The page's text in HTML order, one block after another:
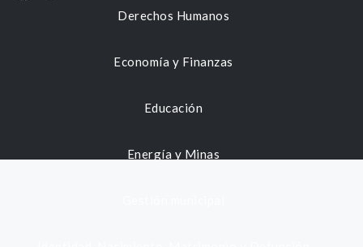
Derechos Humanos
Economía y Finanzas
Educación
Energía y Minas